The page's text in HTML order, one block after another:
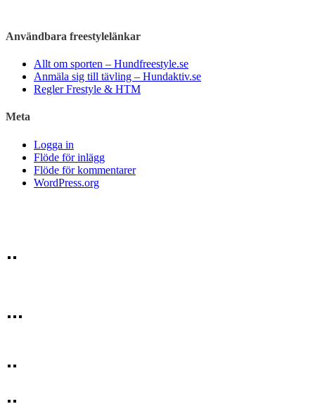
Användbara freestylelänkar
Allt om sporten – Hundfreestyle.se
Anmäla sig till tävling – Hundaktiv.se
Regler Frestyle & HTM
Meta
Logga in
Flöde för inlägg
Flöde för kommentarer
WordPress.org